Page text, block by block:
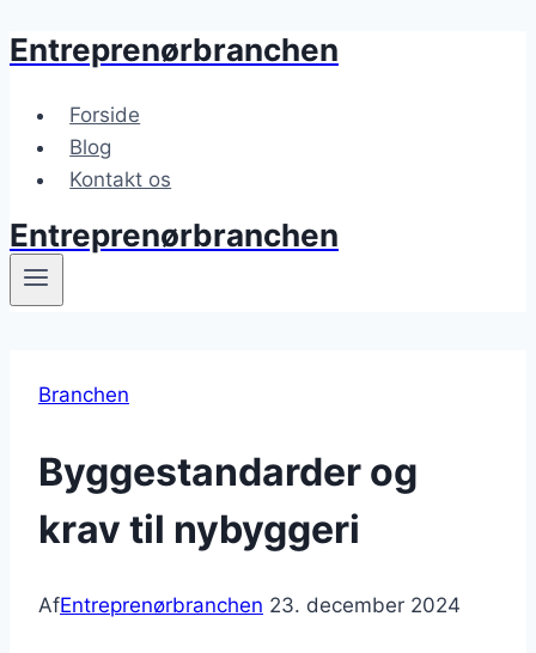
Fortsæt
indhold
Entreprenørbranchen
Forside
Blog
Kontakt os
Entreprenørbranchen
Branchen
Byggestandarder og
krav til nybyggeri
AfEntreprenørbranchen 23. december 2024